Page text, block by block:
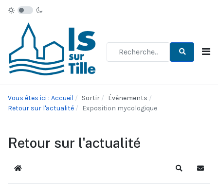
Vous êtes ici : Accueil Sortir
Évènements
Retour sur l'actualité
Exposition mycologique
Retour sur l'actualité
Accueil Recherche